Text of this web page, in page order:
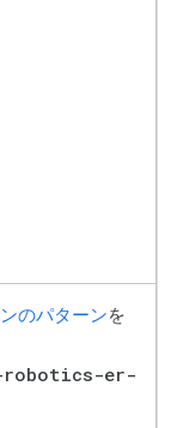
のパターンを
robotics-er-